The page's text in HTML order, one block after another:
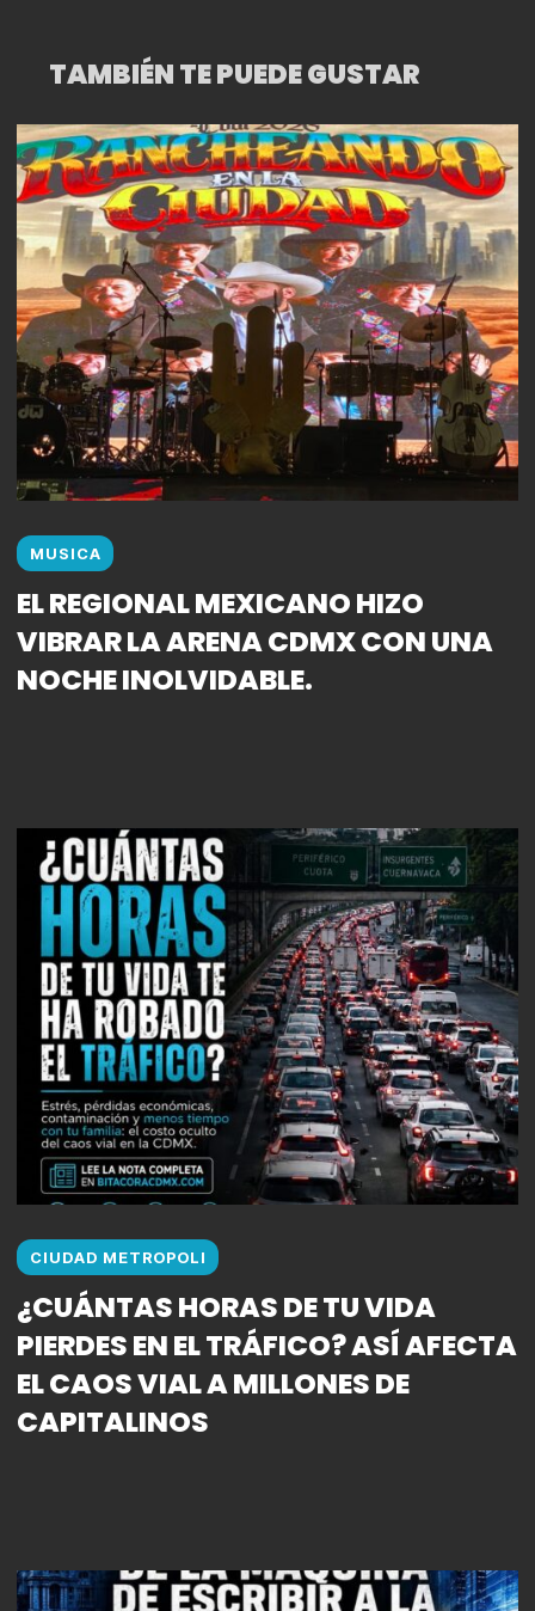
TAMBIÉN TE PUEDE GUSTAR
MUSICA
EL REGIONAL MEXICANO HIZO
VIBRAR LA ARENA CDMX CON UNA
NOCHE INOLVIDABLE.
CIUDAD METROPOLI
¿CUÁNTAS HORAS DE TU VIDA
PIERDES EN EL TRÁFICO? ASÍ AFECTA
EL CAOS VIAL A MILLONES DE
CAPITALINOS